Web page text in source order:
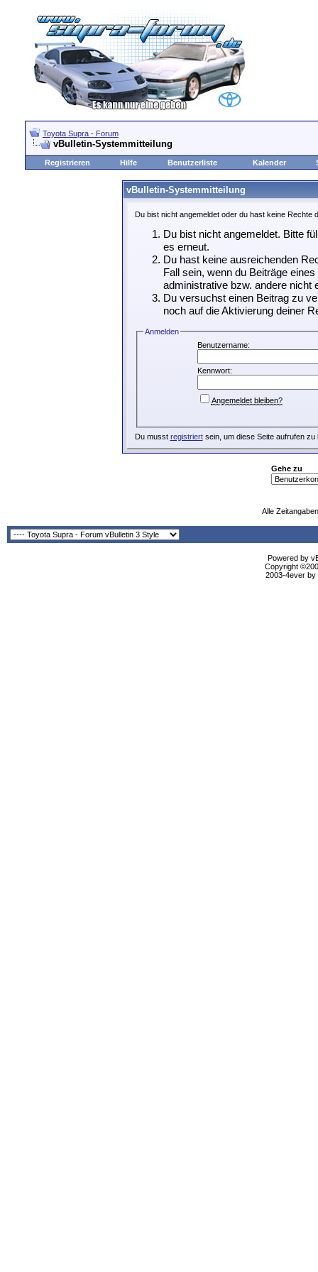
Toyota Supra - Forum
vBulletin-Systemmitteilung
Registrieren Hilfe Benutzerliste Kalender
vBulletin-Systemmitteilung
Du bist nicht angemeldet oder du hast keine Rechte
Du bist nicht angemeldet. Bitte
es erneut.
Du hast keine ausreichenden
Fall sein, wenn du Beiträge
administrative bzw. andere nicht
Du versuchst einen Beitrag zu
noch auf die Aktivierung deiner
Anmelden
Benutzername:
Kennwort:
Angemeldet bleiben?
Du musst registriertsein, um diese Seite aufrufen zu
Gehe zu
Alle
Powered by
Copyright
2003-4ever by